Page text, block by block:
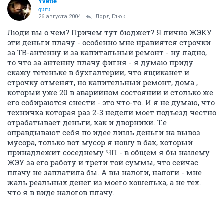
guru
26 августа 2004 Лорд Глюк
Люди вы о чем? Причем тут бюджет? Я лично ЖЭКУ
эти деньги плачу - особенно мне нравиятся строчки
за ТВ-антенну и за капитальный ремонт - ну ладно,
то что за антенну плачу фигня - я думаю приду
скажу тетеньке в бухгалтерии, что ящиканет и
строчку отменят, но капительный ремонт, дома ,
который уже 20 в аварийном состоянии и столько же
его собираются снести - это что-то. И я не думаю, что
техничка которая раз 2-3 недели моет подъезд честно
отрабатывает деньги, как и дворники. Т.е
оправдывают себя по идее лишь деньги на вывоз
мусора, только вот мусор я ношу в бак, который
принадлежит соседнему ЧП - в общем я бы нашему
ЖЭУ за его работу и трети той суммы, что сейчас
плачу не заплатила бы. А вы налоги, налоги - мне
жаль реальных денег из моего кошелька, а не тех.
что я в виде налогов плачу.